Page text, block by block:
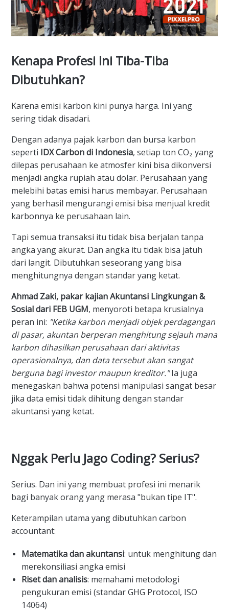
Kenapa Profesi Ini Tiba-Tiba
Dibutuhkan?
Karena emisi karbon kini punya harga. Ini yang
sering tidak disadari.
Dengan adanya pajak karbon dan bursa karbon
seperti IDX Carbon di Indonesia, setiap ton CO₂ yang
dilepas perusahaan ke atmosfer kini bisa dikonversi
menjadi angka rupiah atau dolar. Perusahaan yang
melebihi batas emisi harus membayar. Perusahaan
yang berhasil mengurangi emisi bisa menjual kredit
karbonnya ke perusahaan lain.
Tapi semua transaksi itu tidak bisa berjalan tanpa
angka yang akurat. Dan angka itu tidak bisa jatuh
dari langit. Dibutuhkan seseorang yang bisa
menghitungnya dengan standar yang ketat.
Ahmad Zaki, pakar kajian Akuntansi Lingkungan &
Sosial dari FEB UGM, menyoroti betapa krusialnya
peran ini: "Ketika karbon menjadi objek perdagangan
di pasar, akuntan berperan menghitung sejauh mana
karbon dihasilkan perusahaan dari aktivitas
operasionalnya, dan data tersebut akan sangat
berguna bagi investor maupun kreditor."Ia juga
menegaskan bahwa potensi manipulasi sangat besar
jika data emisi tidak dihitung dengan standar
akuntansi yang ketat.
Nggak Perlu Jago Coding? Serius?
Serius. Dan ini yang membuat profesi ini menarik
bagi banyak orang yang merasa "bukan tipe IT".
Keterampilan utama yang dibutuhkan carbon
accountant:
Matematika dan akuntansi: untuk menghitung dan
merekonsiliasi angka emisi
Riset dan analisis: memahami metodologi
pengukuran emisi (standar GHG Protocol, ISO
14064)